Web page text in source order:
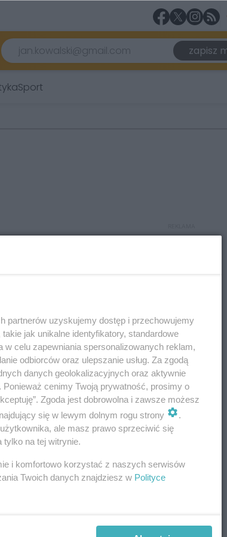
zapisz
Sport
REKLAMA
partnerów uzyskujemy dostęp i przechowujemy
jak unikalne identyfikatory, standardowe
w celu zapewniania spersonalizowanych reklam,
odbiorców oraz ulepszanie usług. Za zgodą
danych geolokalizacyjnych oraz aktywnie
cenimy Twoją prywatność, prosimy o
Zgoda jest dobrowolna i zawsze możesz
się w lewym dolnym rogu strony
.
ale masz prawo sprzeciwić się
tylko na tej witrynie.
i komfortowo korzystać z naszych serwisów
Twoich danych znajdziesz w Polityce